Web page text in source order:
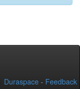
Duraspace - Feedback